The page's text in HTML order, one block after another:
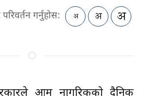
गर्नुहोस:
आम नागरिकको दैनिक